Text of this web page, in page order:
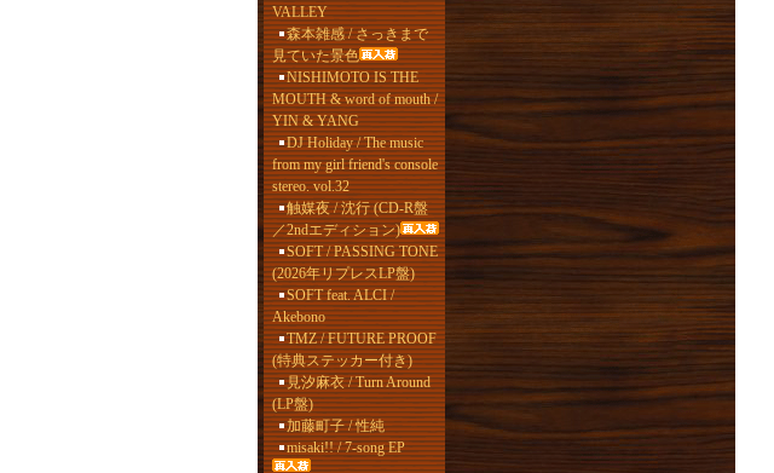
VALLEY
森本雑感 / さっきまで
見ていた景色
NISHIMOTO IS THE
MOUTH & word of mouth /
YIN & YANG
DJ Holiday / The music
from my girl friend's console
stereo. vol.32
触媒夜 / 沈行 (CD-R盤
／2ndエディション)
SOFT / PASSING TONE
(2026年リプレスLP盤)
SOFT feat. ALCI /
Akebono
TMZ / FUTURE PROOF
(特典ステッカー付き)
見汐麻衣 / Turn Around
(LP盤)
加藤町子 / 性純
misaki!! / 7-song EP